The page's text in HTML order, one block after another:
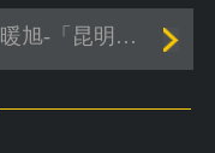
昆明@自驾低价租车哪家可以-暖旭-「昆明暑假租车」